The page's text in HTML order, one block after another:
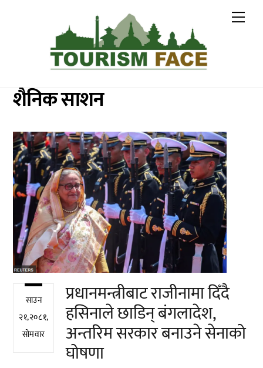
शैनिक साशन
साउन
२१,२०८१,
सोमवार
प्रधानमन्त्रीबाट राजीनामा दिँदै
हसिनाले छाडिन् बंगलादेश,
अन्तरिम सरकार बनाउने सेनाको
घोषणा